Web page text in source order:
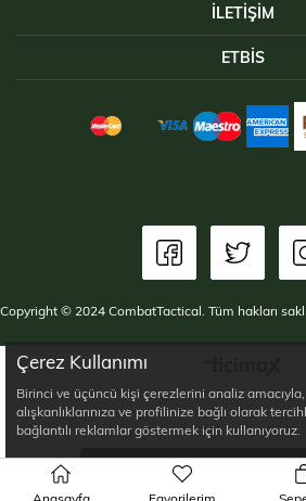
İLETIŞIM
ETBİS
Copyright © 2024 CombatTactical. Tüm hakları
Çerez Kullanımı
Birinci ve üçüncü kişi çerezlerini analiz amacıyla,
alışkanlıklarınıza ve profilinize bağlı olarak
bağlantılı reklamlar göstermek için kullanıyoruz.